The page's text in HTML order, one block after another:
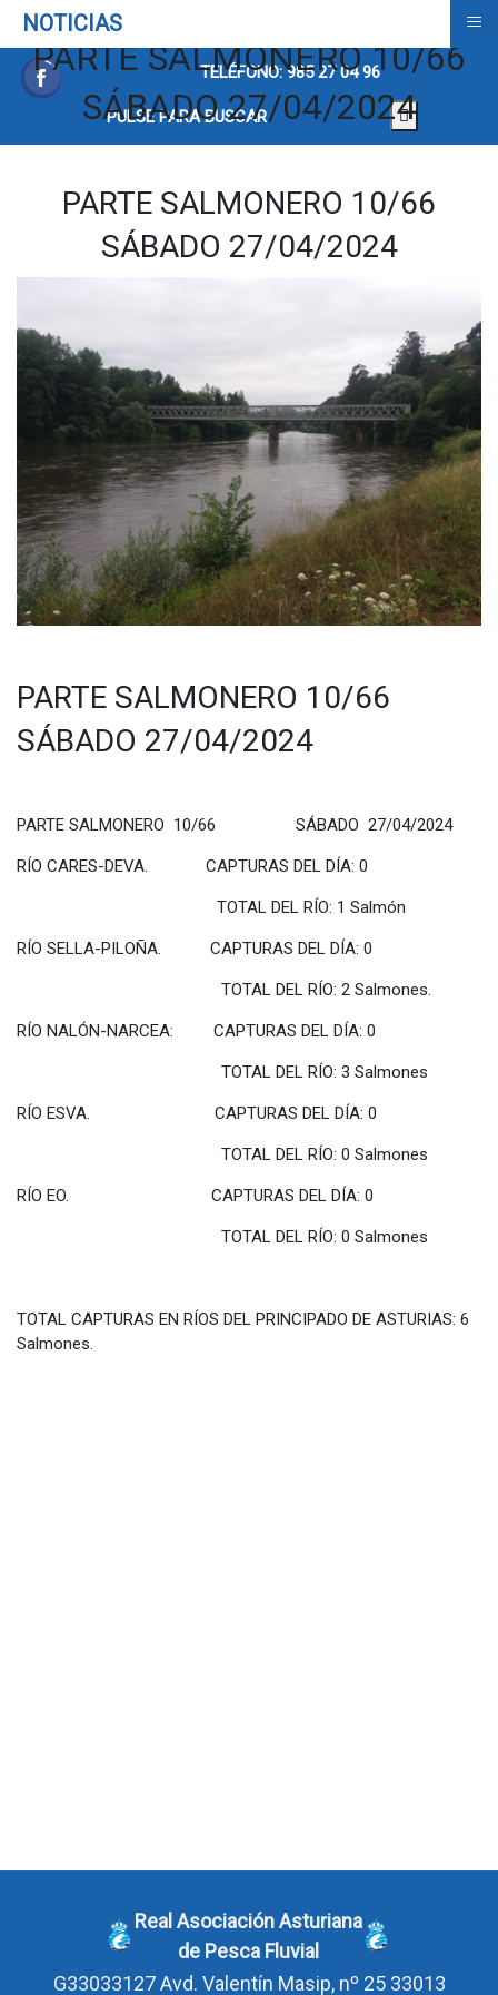
TELÉFONO: 985 27 04 96
PULSE PARA BUSCAR
PARTE SALMONERO 10/66
SÁBADO 27/04/2024
PARTE SALMONERO 10/66
SÁBADO 27/04/2024
PARTE SALMONERO 10/66
SÁBADO 27/04/2024
PARTE SALMONERO 10/66 SÁBADO 27/04/2024
RÍO CARES-DEVA. CAPTURAS DEL DÍA: 0
TOTAL DEL RÍO: 1 Salmón
RÍO SELLA-PILOÑA. CAPTURAS DEL DÍA: 0
TOTAL DEL RÍO: 2 Salmones.
RÍO NALÓN-NARCEA: CAPTURAS DEL DÍA: 0
TOTAL DEL RÍO: 3 Salmones
RÍO ESVA. CAPTURAS DEL DÍA: 0
TOTAL DEL RÍO: 0 Salmones
RÍO EO. CAPTURAS DEL DÍA: 0
TOTAL DEL RÍO: 0 Salmones
TOTAL CAPTURAS EN RÍOS DEL PRINCIPADO DE ASTURIAS: 6
Salmones.
Real Asociación Asturiana
de Pesca Fluvial
G33033127Avd. Valentín Masip, nº 25 33013
NOTICIAS ≡